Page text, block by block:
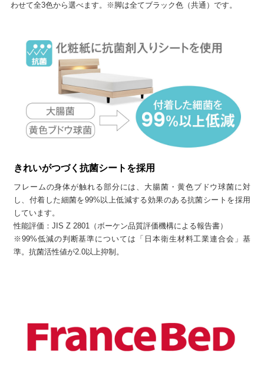
わせて全3色から選べます。※脚は全てブラック色（共通）です。
きれいがつづく抗菌シートを採用
フレームの身体が触れる部分には、大腸菌・黄色ブドウ球菌に対
し、付着した細菌を99%以上低減する効果のある抗菌シートを採用
しています。
性能評価：JIS Z 2801（ボーケン品質評価機構による報告書）
※99%低減の判断基準については「日本衛生材料工業連合会」基
準。抗菌活性値が2.0以上抑制。